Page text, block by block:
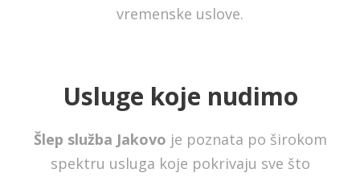
vremenske uslove.
Usluge koje nudimo
Šlep služba Jakovo je poznata po širokom
spektru usluga koje pokrivaju sve što